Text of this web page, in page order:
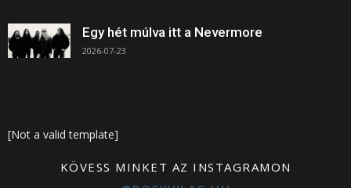
Egy hét múlva itt a Nevermore
2026-07-23
[Not a valid template]
KÖVESS MINKET AZ INSTAGRAMON